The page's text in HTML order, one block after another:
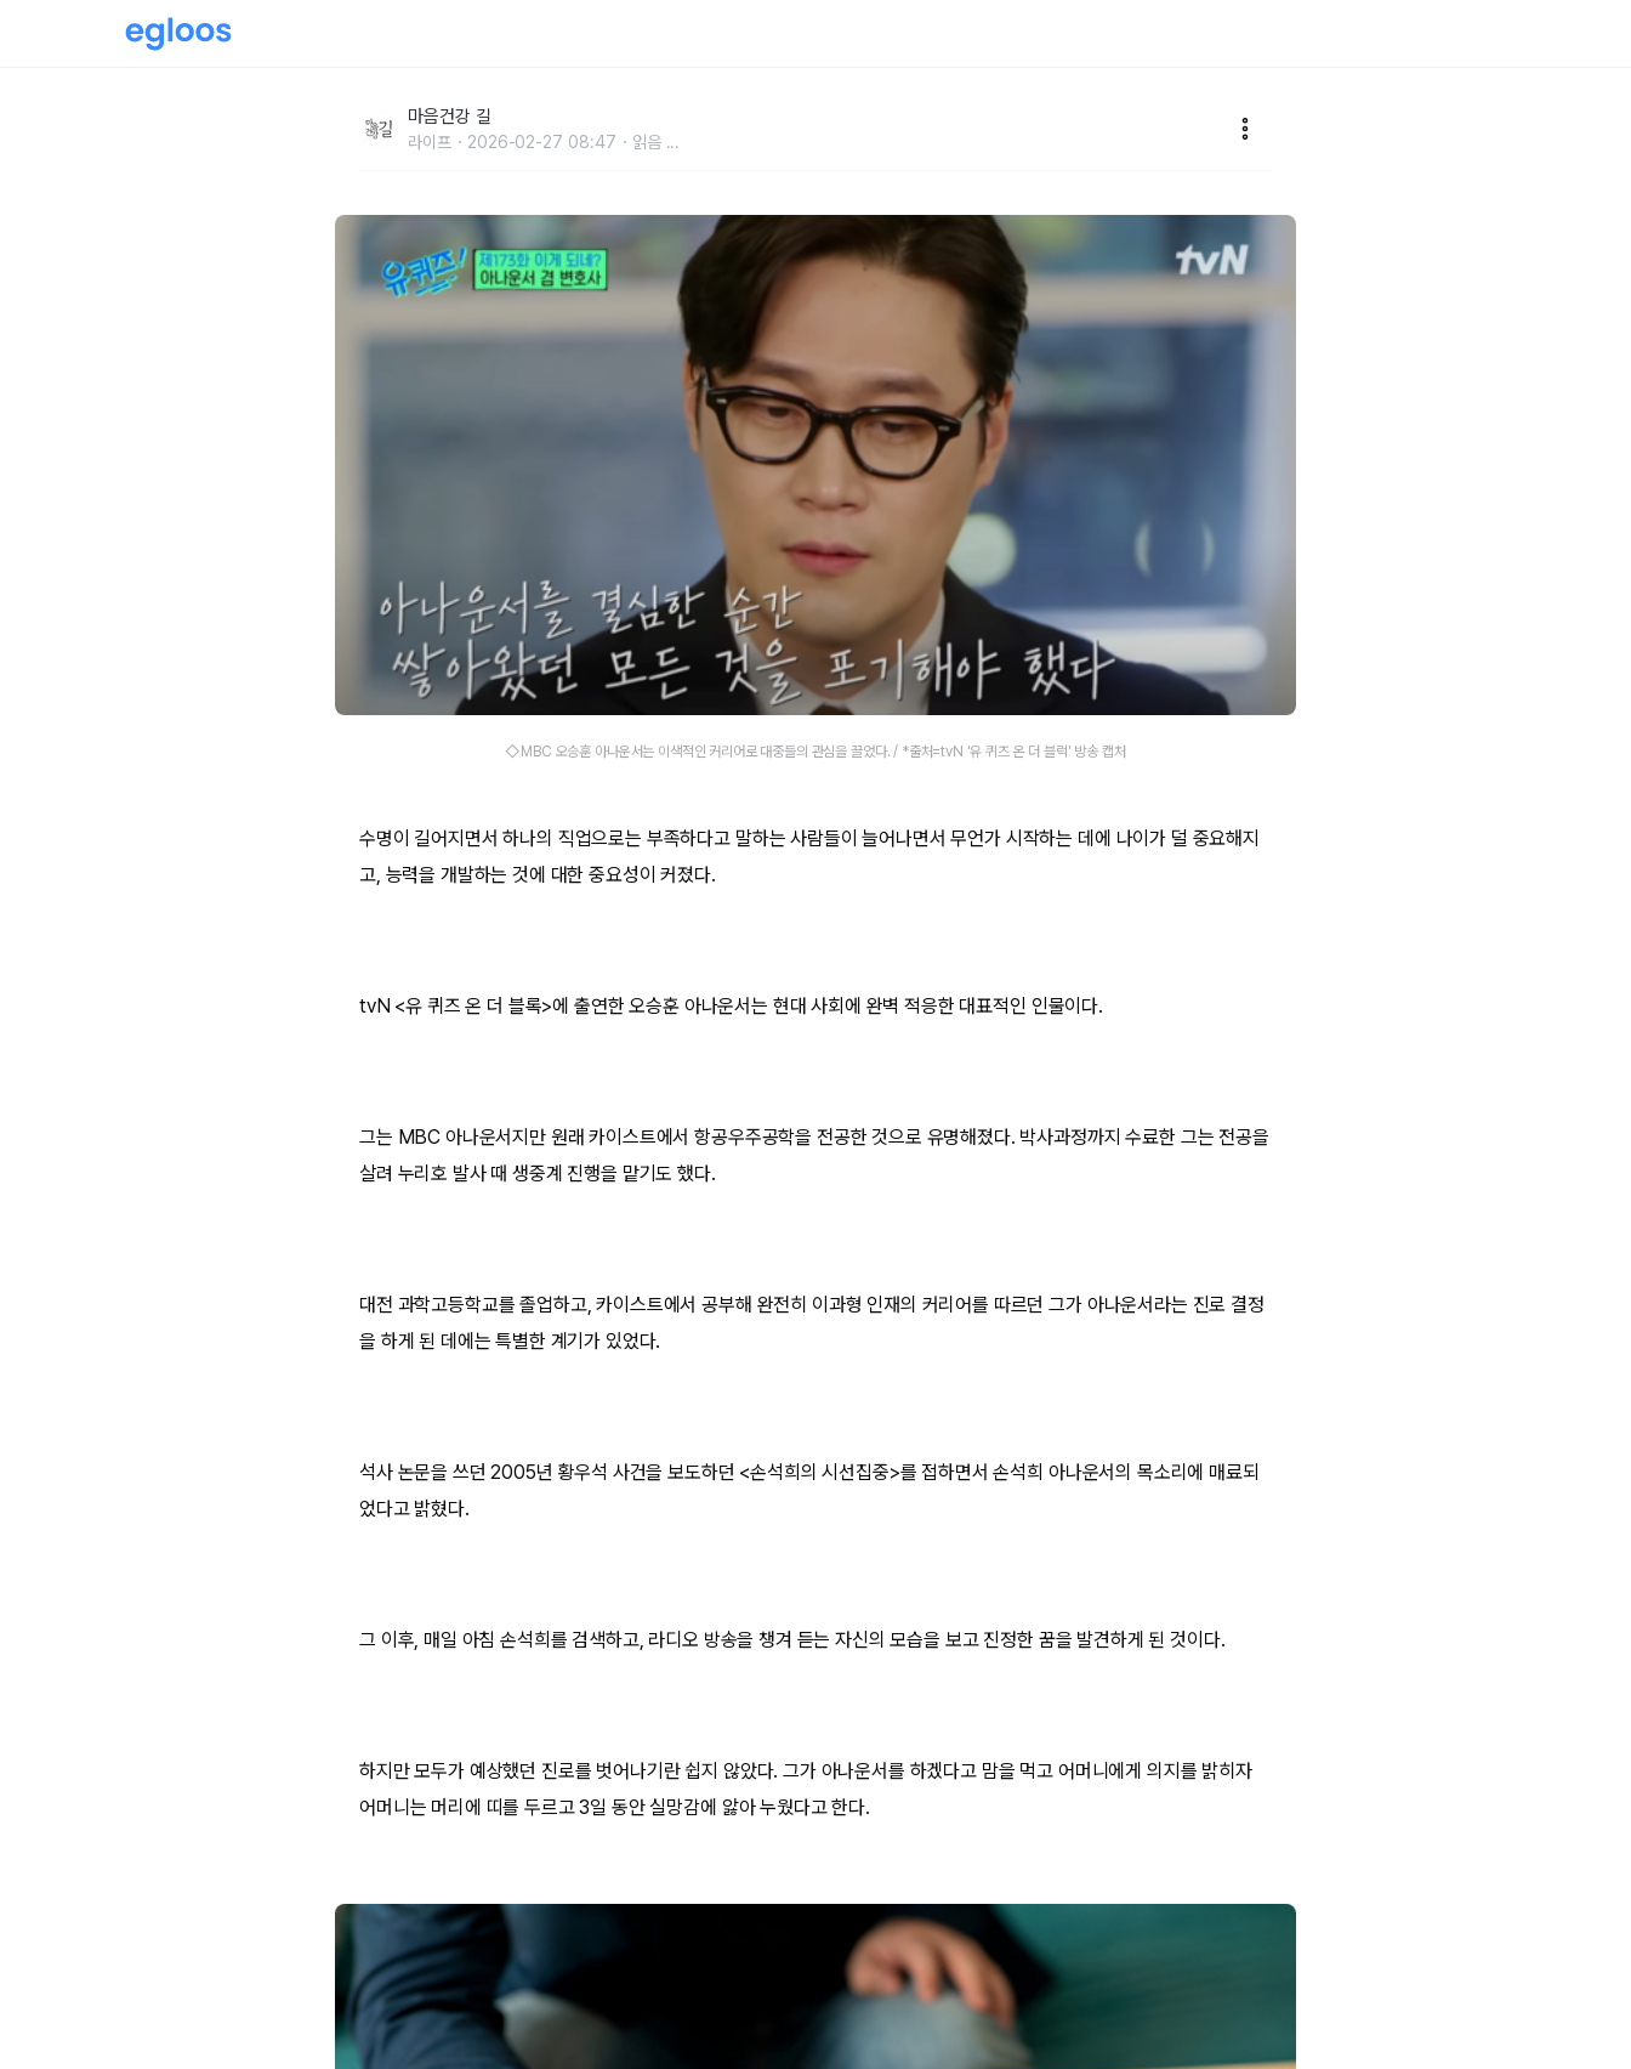
마음건강 길
라이프 2026-02-27 08:47 읽음 ...
◇MBC 오승훈 아나운서는 이색적인 커리어로 대중들의 관심을 끌었다. / *출처=tvN '유 퀴즈 온 더 블럭' 방송 캡처
수명이 길어지면서 하나의 직업으로는 부족하다고 말하는 사람들이 늘어나면서 무언가 시작하는 데에 나이가 덜 중요해지
고, 능력을 개발하는 것에 대한 중요성이 커졌다.
tvN <유 퀴즈 온 더 블록>에 출연한 오승훈 아나운서는 현대 사회에 완벽 적응한 대표적인 인물이다.
그는 MBC 아나운서지만 원래 카이스트에서 항공우주공학을 전공한 것으로 유명해졌다. 박사과정까지 수료한 그는 전공을
살려 누리호 발사 때 생중계 진행을 맡기도 했다.
대전 과학고등학교를 졸업하고, 카이스트에서 공부해 완전히 이과형 인재의 커리어를 따르던 그가 아나운서라는 진로 결정
을 하게 된 데에는 특별한 계기가 있었다.
석사 논문을 쓰던 2005년 황우석 사건을 보도하던 <손석희의 시선집중>를 접하면서 손석희 아나운서의 목소리에 매료되
었다고 밝혔다.
그 이후, 매일 아침 손석희를 검색하고, 라디오 방송을 챙겨 듣는 자신의 모습을 보고 진정한 꿈을 발견하게 된 것이다.
하지만 모두가 예상했던 진로를 벗어나기란 쉽지 않았다. 그가 아나운서를 하겠다고 맘을 먹고 어머니에게 의지를 밝히자
어머니는 머리에 띠를 두르고 3일 동안 실망감에 앓아 누웠다고 한다.